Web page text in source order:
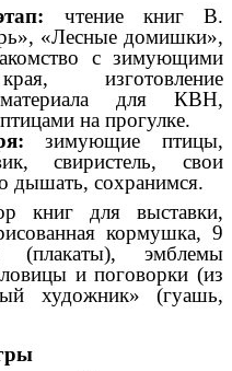
чтение книг В.
«Лесные домишки»,
с зимующими
изготовление
материала для КВН,
на прогулке.
зимующие птицы,
свиристель, свои
дышать, сохранимся.
книг для выставки,
кормушка, 9
эмблемы
и поговорки (из
художник» (гуашь,